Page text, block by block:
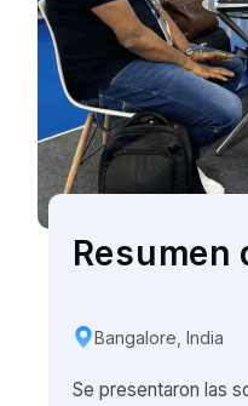
Resumen
Bangalore, India
Se presentaron las